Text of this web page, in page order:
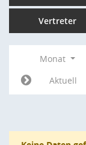
Vertreter
Monat
Aktuell